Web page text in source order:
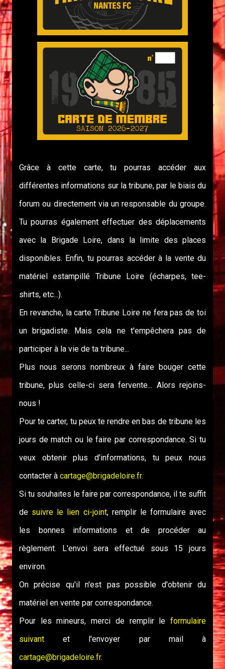
Grâce à cette carte, tu pourras accéder aux
différentes informations sur la tribune, par le biais du
forum ou directement via un responsable du groupe.
Tu pourras également effectuer des déplacements
avec la Brigade Loire, dans la limite des places
disponibles. Enfin, tu pourras accéder à la vente du
matériel estampillé Tribune Loire (écharpes, tee-
shirts, etc...).
En revanche, la carte Tribune Loire ne fera pas de toi
un brigadiste. Mais cela ne t'empêchera pas de
participer à la vie de ta tribune...
Plus nous serons nombreux à faire bouger cette
tribune, plus celle-ci sera fervente... Alors rejoins-
nous !
Pour te carter, tu peux te rendre en bas de tribune les
jours de match ou le faire par correspondance. Si tu
veux obtenir plus d'informations, tu peux nous
contacter à cartage@brigadeloire.fr.
Si tu souhaites le faire par correspondance, il te suffit
de suivre le lien ci-joint, remplir le formulaire avec
les bonnes informations et de procéder au
règlement. L'envoi sera effectué sous 15 jours
environ.
On précise qu'il n'est pas possible d'obtenir du
matériel en vente par correspondance.
Pour les mineurs, merci de remplir le formulaire
suivant et l'envoyer par mail à
cartage@brigadeloire.fr.